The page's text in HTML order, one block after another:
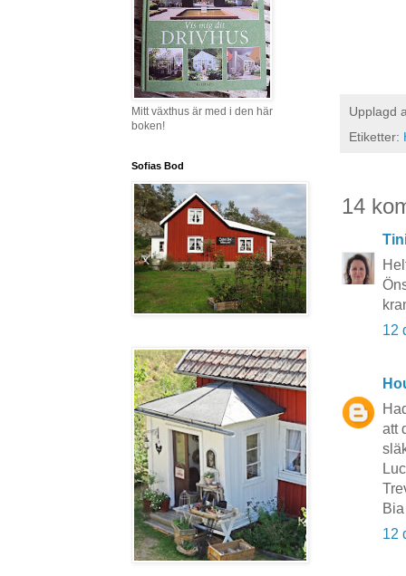
Upplagd
Etiketter:
14
12
att
Bia
12
Mitt växthus är med i den här
boken!
Sofias Bod